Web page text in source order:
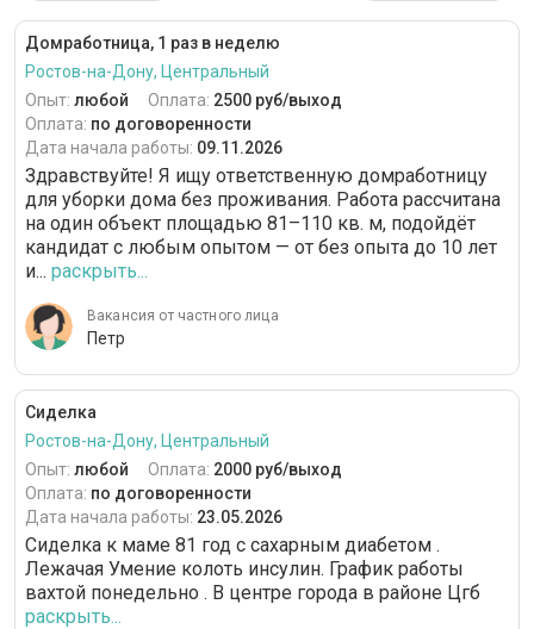
Домработница, 1 раз в неделю
Ростов-на-Дону, Центральный
Опыт: любой Оплата: 2500 руб/выход
Оплата: по договоренности
Дата начала работы: 09.11.2026
Здравствуйте! Я ищу ответственную домработницу
для уборки дома без проживания. Работа рассчитана
на один объект площадью 81–110 кв. м, подойдёт
кандидат с любым опытом — от без опыта до 10 лет
и... раскрыть...
Вакансия от частного лица
Петр
Сиделка
Ростов-на-Дону, Центральный
Опыт: любой Оплата: 2000 руб/выход
Оплата: по договоренности
Дата начала работы: 23.05.2026
Сиделка к маме 81 год с сахарным диабетом .
Лежачая Умение колоть инсулин. График работы
вахтой понедельно . В центре города в районе Цгб
раскрыть...